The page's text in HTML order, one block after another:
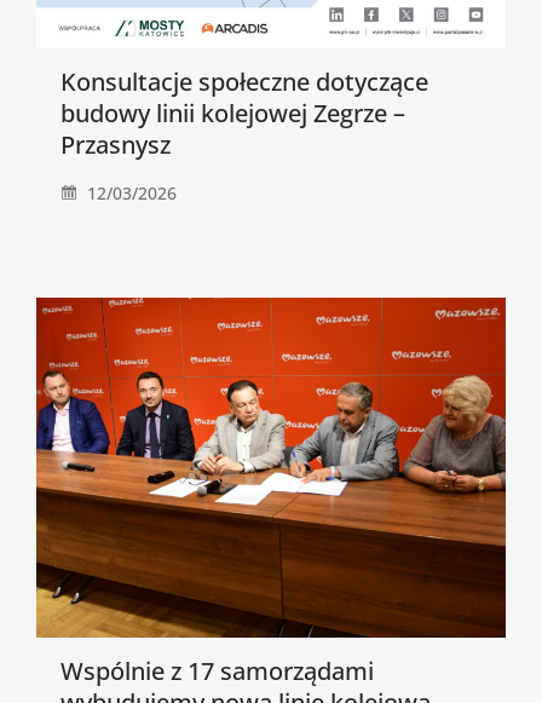
Konsultacje społeczne dotyczące
budowy linii kolejowej Zegrze –
Przasnysz
12/03/2026
Wspólnie z 17 samorządami